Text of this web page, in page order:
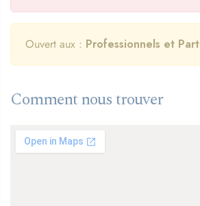
Ouvert aux : Professionnels et
Comment nous trouver